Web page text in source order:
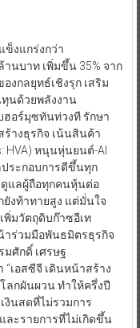
ข็งแกร่งกว่า
านบาท เพิ่มขึ้น 35% จาก
งกลยุทธ์เชิงรุก เสริม
ทุนด้วยพลังงาน
อร์มุซทันท่วงที รักษา
ร้างธุรกิจ เน้นสินค้า
HVA) หนุนหุ่นยนต์-AI
ระกอบการดีขึ้นทุก
ดูแลผู้ถือทุกคนหุ้นต่อ
ยังท้าทายสูง แต่มั่นใจ
พิ่มวัตถุดิบก๊าซอีเท
าร่วมมือพันธมิตรธุรกิจ
ศักดิ์ เศรษฐ
เอสซีจี เดินหน้าสร้าง
ลกผันผวน ทำให้ครึ่งปี
งินสดที่ไม่รวมการ
ะรายการที่ไม่เกิดขึ้น